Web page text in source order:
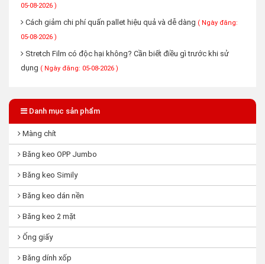
05-08-2026 )
Cách giảm chi phí quấn pallet hiệu quả và dễ dàng ( Ngày đăng:
05-08-2026 )
Stretch Film có độc hại không? Cần biết điều gì trước khi sử
dụng ( Ngày đăng: 05-08-2026 )
Danh mục sản phẩm
Màng chít
Băng keo OPP Jumbo
Băng keo Simily
Băng keo dán nền
Băng keo 2 mặt
Ống giấy
Băng dính xốp